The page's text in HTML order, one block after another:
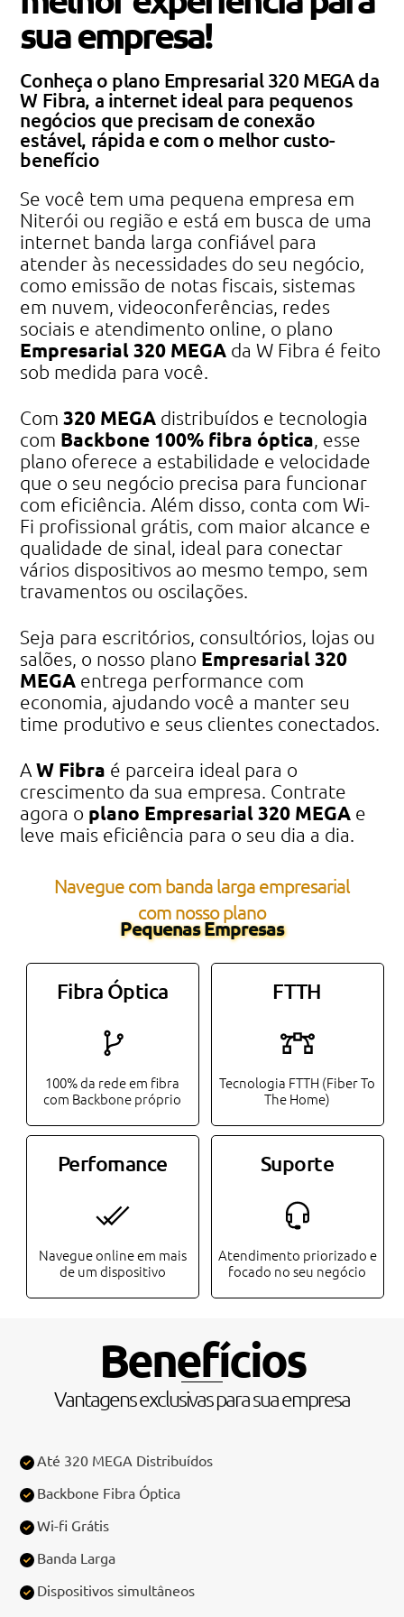
sua empresa!
Conheça o plano Empresarial 320 MEGA da
W Fibra, a internet ideal para pequenos
negócios que precisam de conexão
estável, rápida e com o melhor custo-
benefício
Se você tem uma pequena empresa em
Niterói ou região e está em busca de uma
internet banda larga confiável para
atender às necessidades do seu negócio,
como emissão de notas fiscais, sistemas
em nuvem, videoconferências, redes
sociais e atendimento online, o plano
Empresarial 320 MEGA da W Fibra é feito
sob medida para você.
Com320 MEGA distribuídos e tecnologia
com Backbone 100% fibra óptica, esse
plano oferece a estabilidade e velocidade
que o seu negócio precisa para funcionar
com eficiência. Além disso, conta com Wi-
Fi profissional grátis, com maior alcance e
qualidade de sinal, ideal para conectar
vários dispositivos ao mesmo tempo, sem
travamentos ou oscilações.
Seja para escritórios, consultórios, lojas ou
salões, o nosso plano Empresarial 320
MEGA entrega performance com
economia, ajudando você a manter seu
time produtivo e seus clientes conectados.
AW Fibra é parceira ideal para o
crescimento da sua empresa. Contrate
agora o plano Empresarial 320 MEGA e
leve mais eficiência para o seu dia a dia.
Navegue com banda larga empresarial
com nosso plano
Pequenas Empresas
Fibra Óptica
100% da rede em fibra
com Backbone próprio
FTTH
Tecnologia FTTH (Fiber To
The Home)
Perfomance
Navegue online em mais
de um dispositivo
Suporte
Atendimento priorizado e
focado no seu negócio
Benefícios
Vantagens exclusivas para sua empresa
Até 320 MEGA Distribuídos
Backbone Fibra Óptica
Wi-fi Grátis
Banda Larga
Dispositivos simultâneos